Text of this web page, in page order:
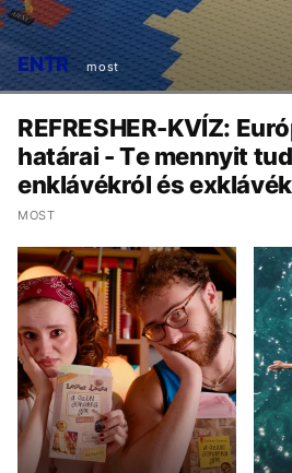
ENTR most
REFRESHER-KVÍZ:
határai - Te mennyit
enklávékról és
MOST